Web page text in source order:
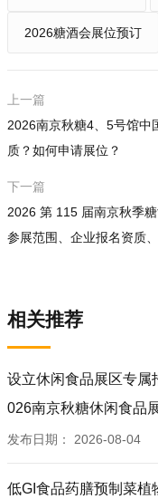
2026糖酒会展位预订
上一篇
2026南京秋糖4、5号馆中
质？如何申请展位？
下一篇
2026 第 115 届南京秋季
参展范围、企业报名资质
相关推荐
设立休闲食品展区专属
026南京秋糖休闲食品
发布日期： 2026-08-04
低GI食品药膳预制菜